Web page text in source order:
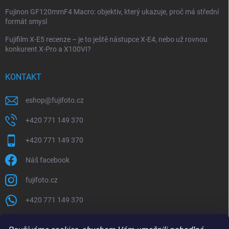
Fujinon GF120mmF4 Macro: objektiv, který ukazuje, proč má střední
formát smysl
Fujifilm X-E5 recenze – je to ještě nástupce X-E4, nebo už rovnou
konkurent X-Pro a X100VI?
KONTAKT
eshop@fujifoto.cz
+420 771 149 370
+420 771 149 370
Náš facebook
fujifoto.cz
+420 771 149 370
PŘIJÍMÁME ONLINE PLATBY